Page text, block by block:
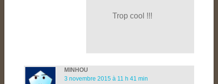
Trop cool !!!
MINHOU
3 novembre 2015 à 11 h 41 min